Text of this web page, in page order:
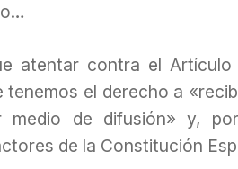
atentar contra el
tenemos el derecho a
medio de difusión» y,
de la Constitución